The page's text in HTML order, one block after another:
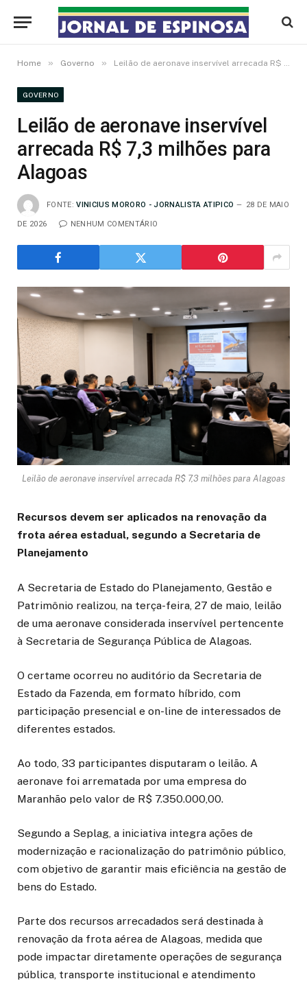
Home » Governo » Leilão de aeronave inservível arrecada R$ 7,3 milhões para Alagoas
GOVERNO
Leilão de aeronave inservível
arrecada R$ 7,3 milhões para
Alagoas
FONTE: VINICIUS MORORO - JORNALISTA ATIPICO 28 DE MAIO
DE 2026 NENHUM COMENTÁRIO
Leilão de aeronave inservível arrecada R$ 7,3 milhões para Alagoas
Recursos devem ser aplicados na renovação da
frota aérea estadual, segundo a Secretaria de
Planejamento
A Secretaria de Estado do Planejamento, Gestão e
Patrimônio realizou, na terça-feira, 27 de maio, leilão
de uma aeronave considerada inservível pertencente
à Secretaria de Segurança Pública de Alagoas.
O certame ocorreu no auditório da Secretaria de
Estado da Fazenda, em formato híbrido, com
participação presencial e on-line de interessados de
diferentes estados.
Ao todo, 33 participantes disputaram o leilão. A
aeronave foi arrematada por uma empresa do
Maranhão pelo valor de R$ 7.350.000,00.
Segundo a Seplag, a iniciativa integra ações de
modernização e racionalização do patrimônio público,
com objetivo de garantir mais eficiência na gestão de
bens do Estado.
Parte dos recursos arrecadados será destinada à
renovação da frota aérea de Alagoas, medida que
pode impactar diretamente operações de segurança
pública, transporte institucional e atendimento